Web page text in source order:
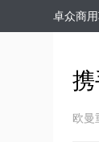
卓众商
欧曼